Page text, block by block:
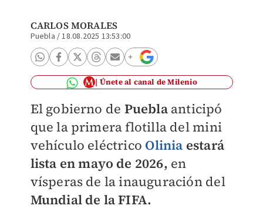
CARLOS MORALES
Puebla /18.08.2025 13:53:00
Únete al canal de Milenio
El gobierno de Puebla anticipó
que la primera flotilla del mini
vehículo eléctrico Olinia estará
lista en mayo de 2026, en
vísperas de la inauguración del
Mundial de la FIFA.